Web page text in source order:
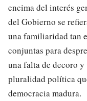
encima del interés
del Gobierno se
una familiaridad tan
conjuntas para
una falta de decoro
pluralidad política
democracia madura.